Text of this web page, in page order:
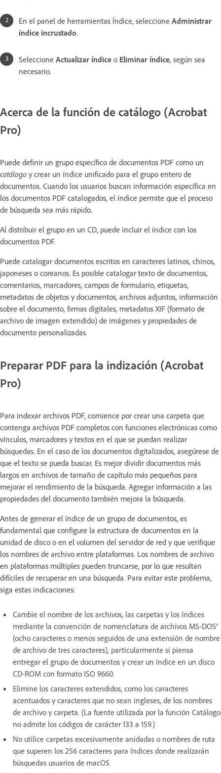
En el panel de herramientas Índice, seleccione Administrar
índice incrustado.
Seleccione Actualizar índice o Eliminar índice, según sea
necesario.
Acerca de la función de catálogo (Acrobat
Pro)
Puede definir un grupo específico de documentos PDF como un
catálogo y crear un índice unificado para el grupo entero de
documentos. Cuando los usuarios buscan información específica en
los documentos PDF catalogados, el índice permite que el proceso
de búsqueda sea más rápido.
Al distribuir el grupo en un CD, puede incluir el índice con los
documentos PDF.
Puede catalogar documentos escritos en caracteres latinos, chinos,
japoneses o coreanos. Es posible catalogar texto de documentos,
comentarios, marcadores, campos de formulario, etiquetas,
metadatos de objetos y documentos, archivos adjuntos, información
sobre el documento, firmas digitales, metadatos XIF (formato de
archivo de imagen extendido) de imágenes y propiedades de
documento personalizadas.
Preparar PDF para la indización (Acrobat
Pro)
Para indexar archivos PDF, comience por crear una carpeta que
contenga archivos PDF completos con funciones electrónicas como
vínculos, marcadores y textos en el que se puedan realizar
búsquedas. En el caso de los documentos digitalizados, asegúrese de
que el texto se pueda buscar. Es mejor dividir documentos más
largos en archivos de tamaño de capítulo más pequeños para
mejorar el rendimiento de la búsqueda. Agregar información a las
propiedades del documento también mejora la búsqueda.
Antes de generar el índice de un grupo de documentos, es
fundamental que configure la estructura de documentos en la
unidad de disco o en el volumen del servidor de red y que verifique
los nombres de archivo entre plataformas. Los nombres de archivo
en plataformas múltiples pueden truncarse, por lo que resultan
difíciles de recuperar en una búsqueda. Para evitar este problema,
siga estas indicaciones:
Cambie el nombre de los archivos, las carpetas y los índices
mediante la convención de nomenclatura de archivos MS-DOS®
(ocho caracteres o menos seguidos de una extensión de nombre
de archivo de tres caracteres), particularmente si piensa
entregar el grupo de documentos y crear un índice en un disco
CD-ROM con formato ISO 9660.
Elimine los caracteres extendidos, como los caracteres
acentuados y caracteres que no sean ingleses, de los nombres
de archivo y carpeta. (La fuente utilizada por la función Catálogo
no admite los códigos de carácter 133 a 159.)
No utilice carpetas excesivamente anidadas o nombres de ruta
que superen los 256 caracteres para índices donde realizarán
búsquedas usuarios de macOS.